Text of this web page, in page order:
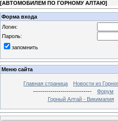
[АВТОМОБИЛЕМ ПО ГОРНОМУ АЛТАЮ]
Форма входа
Логин:
Пароль:
запомнить
Меню сайта
Главная страница Новости из
------------------------------
Форум
Горный Алтай - Викимапия